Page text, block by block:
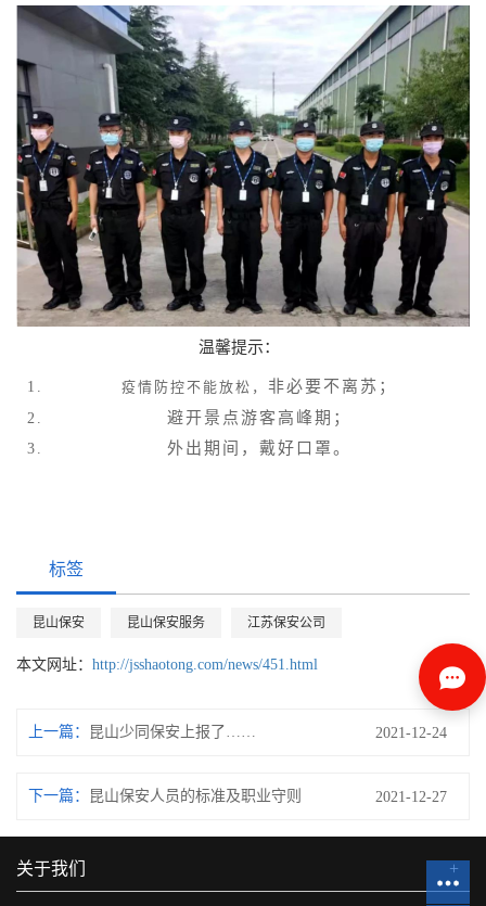
温馨提示：
疫情防控不能放松，非必要不离苏；
避开景点游客高峰期；
外出期间，戴好口罩。
标签
昆山保安 昆山保安服务 江苏保安公司
本文网址： http://jsshaotong.com/news/451.html
上一篇： 昆山少同保安上报了…… 2021-12-24
下一篇： 昆山保安人员的标准及职业守则 2021-12-27
关于我们 +